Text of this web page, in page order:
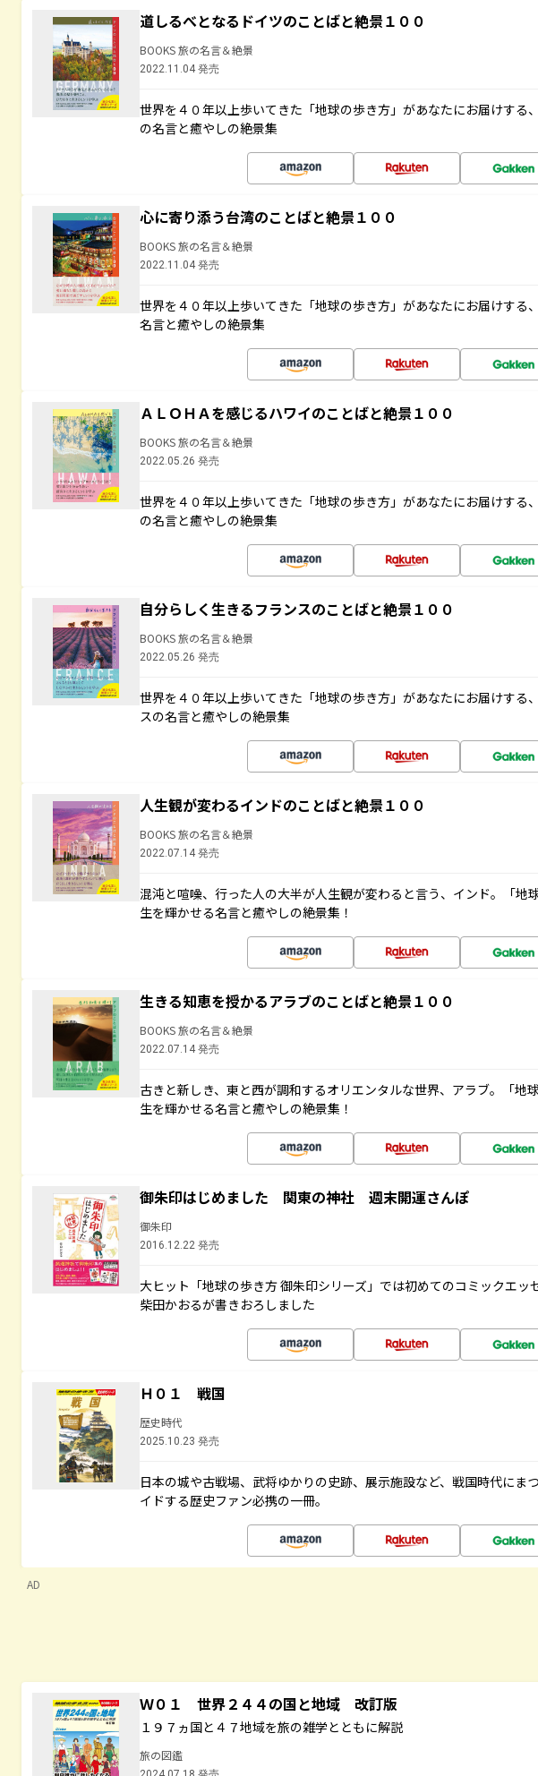
道しるべとなるドイツのことばと絶景１００
BOOKS 旅の名言＆絶景
2022.11.04 発売
世界を４０年以上歩いてきた「地球の歩き方」があなたにお届けする
の名言と癒やしの絶景集
心に寄り添う台湾のことばと絶景１００
BOOKS 旅の名言＆絶景
2022.11.04 発売
世界を４０年以上歩いてきた「地球の歩き方」があなたにお届けする
名言と癒やしの絶景集
ＡＬＯＨＡを感じるハワイのことばと絶景１００
BOOKS 旅の名言＆絶景
2022.05.26 発売
世界を４０年以上歩いてきた「地球の歩き方」があなたにお届けする
の名言と癒やしの絶景集
自分らしく生きるフランスのことばと絶景１００
BOOKS 旅の名言＆絶景
2022.05.26 発売
世界を４０年以上歩いてきた「地球の歩き方」があなたにお届けする
スの名言と癒やしの絶景集
人生観が変わるインドのことばと絶景１００
BOOKS 旅の名言＆絶景
2022.07.14 発売
混沌と喧噪、行った人の大半が人生観が変わると言う、インド。「地
生を輝かせる名言と癒やしの絶景集！
生きる知恵を授かるアラブのことばと絶景１００
BOOKS 旅の名言＆絶景
2022.07.14 発売
古きと新しき、東と西が調和するオリエンタルな世界、アラブ。「地
生を輝かせる名言と癒やしの絶景集！
御朱印はじめました 関東の神社 週末開運さんぽ
御朱印
2016.12.22 発売
大ヒット「地球の歩き方 御朱印シリーズ」では初めてのコミックエッ
柴田かおるが書きおろしました
Ｈ０１ 戦国
歴史時代
2025.10.23 発売
日本の城や古戦場、武将ゆかりの史跡、展示施設など、戦国時代にま
イドする歴史ファン必携の一冊。
AD
Ｗ０１ 世界２４４の国と地域 改訂版
１９７ヵ国と４７地域を旅の雑学とともに解説
旅の図鑑